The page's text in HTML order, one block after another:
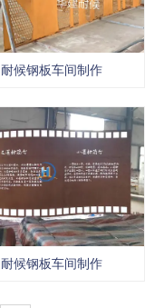
耐候钢板车间制作
耐候钢板车间制作